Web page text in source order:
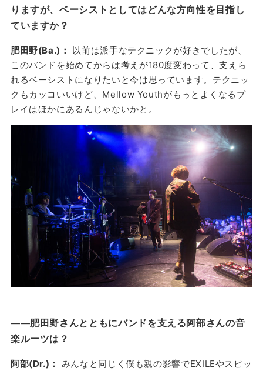
りますが、ベーシストとしてはどんな方向性を目指し
ていますか？
肥田野(Ba.)：
以前は派手なテクニックが好きでしたが、
このバンドを始めてからは考えが180度変わって、支えら
れるベーシストになりたいと今は思っています。テクニッ
クもカッコいいけど、Mellow Youthがもっとよくなるプ
レイはほかにあるんじゃないかと。
——肥田野さんとともにバンドを支える阿部さんの音
楽ルーツは？
阿部(Dr.)：
みんなと同じく僕も親の影響でEXILEやスピッ